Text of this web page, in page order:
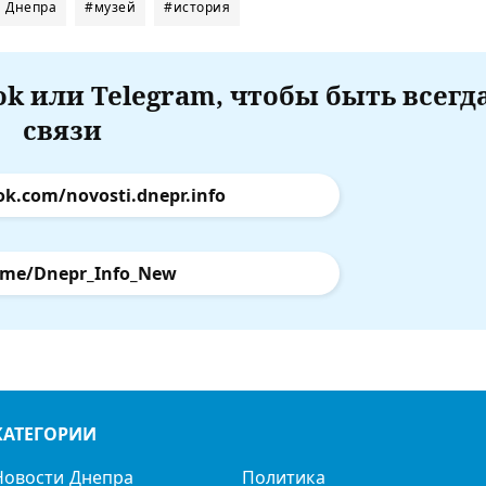
Днепра #музей #история
или Telegram, чтобы быть
связи
novosti.dnepr.info
Dnepr_Info_New
Днепра
Политика